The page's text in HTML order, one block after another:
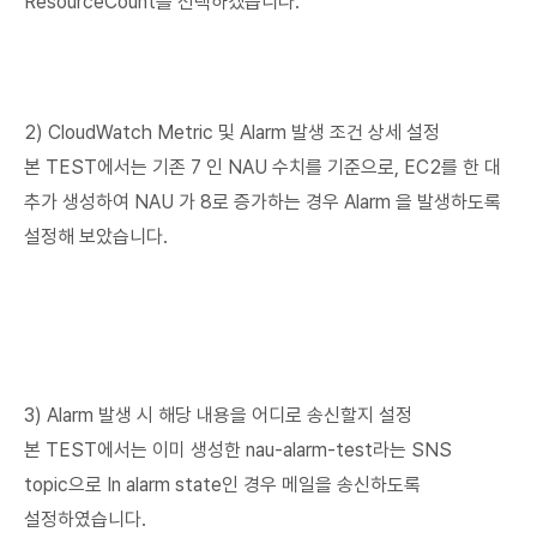
2) CloudWatch Metric 및 Alarm 발생 조건 상세 설정
본 TEST에서는 기존 7 인 NAU 수치를 기준으로, EC2를 한 대
추가 생성하여 NAU 가 8로 증가하는 경우 Alarm 을 발생하도록
설정해 보았습니다.
3) Alarm 발생 시 해당 내용을 어디로 송신할지 설정
본 TEST에서는 이미 생성한 nau-alarm-test라는 SNS
topic으로 In alarm state인 경우 메일을 송신하도록
설정하였습니다.